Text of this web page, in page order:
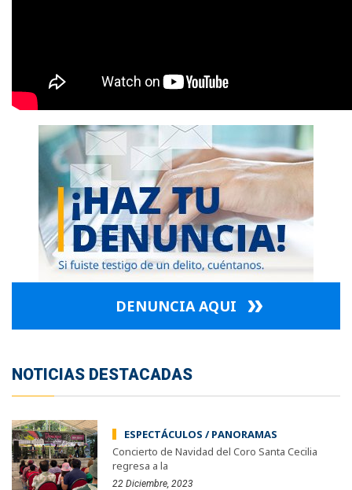
DENUNCIA AQUI
NOTICIAS DESTACADAS
ESPECTÁCULOS / PANORAMAS
Concierto de Navidad del Coro Santa Cecilia
regresa a la
22 Diciembre, 2023